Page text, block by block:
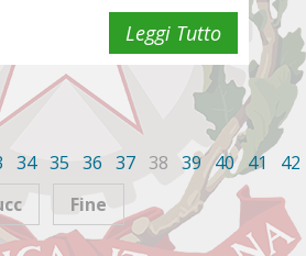
Leggi Tutto
34 35 36 37 38 39 40 41
42
Fine